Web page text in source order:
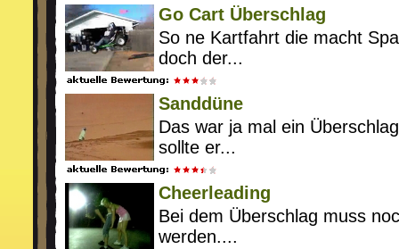
Go Cart Überschlag
So ne Kartfahrt die macht
doch der...
Sanddüne
Das war ja mal ein
sollte er...
Cheerleading
Bei dem Überschlag muss
werden....